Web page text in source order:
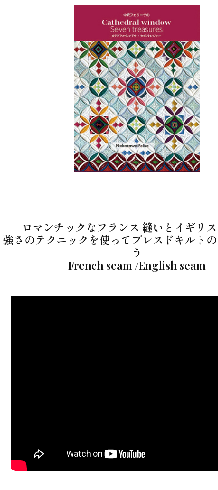
ロマンチックなフランス 縫いとイギリ
強さのテクニックを使ってプレスドキルト
う
French seam /English seam